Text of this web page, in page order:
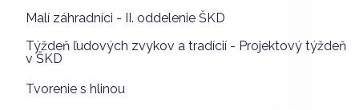
Malí záhradníci - II. oddelenie ŠKD
Týždeň ľudových zvykov a tradícií - Projektový týždeň
v ŠKD
Tvorenie s hlinou